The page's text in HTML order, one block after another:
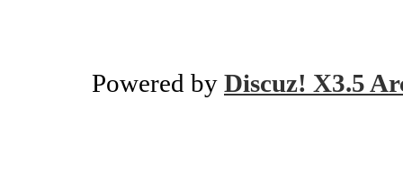
Powered by Discuz! X3.5